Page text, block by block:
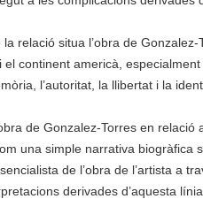
la relació situa l’obra de
el continent americà,
l’autoritat, la llibertat i la
de Gonzalez-Torres en relació
una simple narrativa biogràfica
de l’obra de l’artista a
derivades d’aquesta